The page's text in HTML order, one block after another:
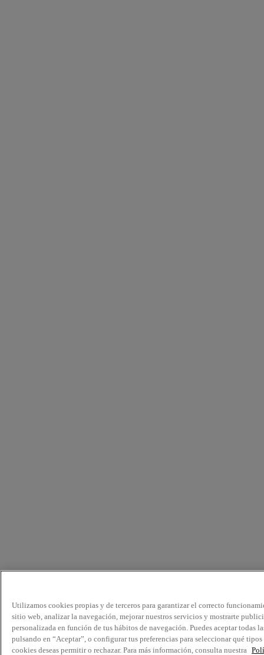
Utilizamos cookies propias y de terceros para garantizar el correcto
sitio web, analizar la navegación, mejorar nuestros servicios y mostrarte
personalizada en función de tus hábitos de navegación. Puedes aceptar todas
pulsando en “Aceptar”, o configurar tus preferencias para seleccionar qué tipos
cookies deseas permitir o rechazar. Para más información, consulta nuestra